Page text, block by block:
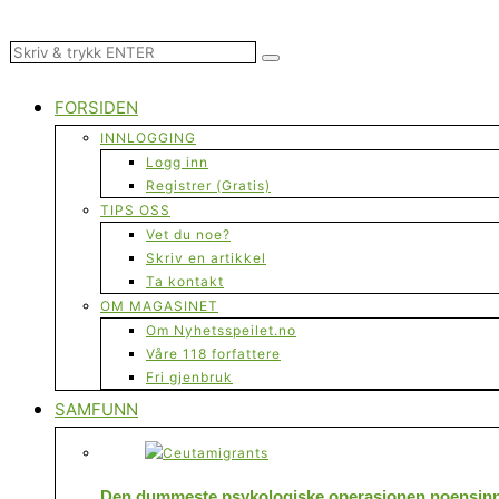
FORSIDEN
INNLOGGING
Logg inn
Registrer (Gratis)
TIPS OSS
Vet du noe?
Skriv en artikkel
Ta kontakt
OM MAGASINET
Om Nyhetsspeilet.no
Våre 118 forfattere
Fri gjenbruk
SAMFUNN